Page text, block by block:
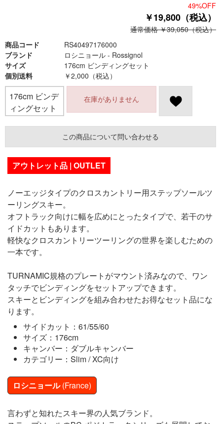
49%OFF
￥19,800（税込）
通常価格 ￥39,050（税込）
商品コード
RS40497176000
ブランド
ロシニョール - Rossignol
サイズ
176cm ビンディングセット
個別送料
￥2,000（税込）
176cm ビンデ
ィングセット
在庫がありません
この商品について問い合わせる
アウトレット品 | OUTLET
ノーエッジタイプのクロスカントリー用ステップソールツ
ーリングスキー。
オフトラック向けに幅を広めにとったタイプで、若干のサ
イドカットもあります。
軽快なクロスカントリーツーリングの世界を楽しむための
一本です。
TURNAMIC規格のプレートがマウント済みなので、ワン
タッチでビンディングをセットアップできます。
スキーとビンディングを組み合わせたお得なセット品にな
ります。
サイドカット：61/55/60
サイズ：176cm
キャンバー：ダブルキャンバー
カテゴリー：Slim / XC向け
ロシニョール(France)
言わずと知れたスキー界の人気ブランド。